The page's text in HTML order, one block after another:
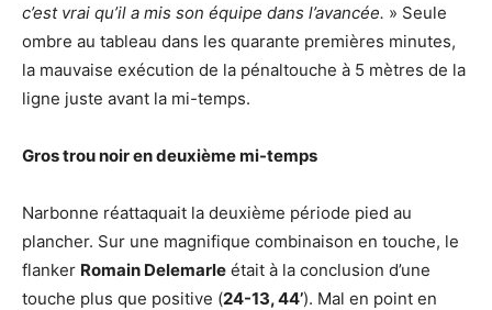
c’est vrai qu’il a mis son équipe dans l’avancée. » Seule
ombre au tableau dans les quarante premières minutes,
la mauvaise exécution de la pénaltouche à 5 mètres de la
ligne juste avant la mi-temps.
Gros trou noir en deuxième mi-temps
Narbonne réattaquait la deuxième période pied au
plancher. Sur une magnifique combinaison en touche, le
flanker Romain Delemarle était à la conclusion d’une
touche plus que positive (24-13, 44’). Mal en point en